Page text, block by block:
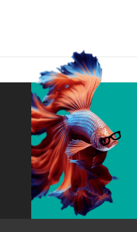
Eenfysieke winkelin IJmuiden